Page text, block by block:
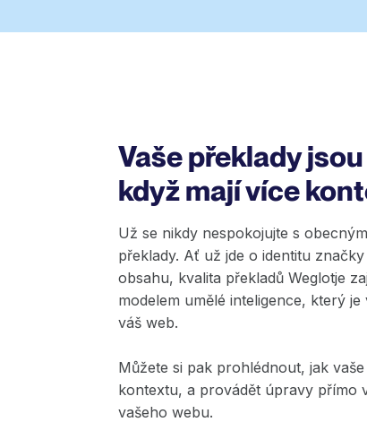
Vaše překlady
když mají více
Už se nikdy nespokojujte s
překlady. Ať už jde o identitu
obsahu, kvalita překladů Weglotje
modelem umělé inteligence, který
váš web.
Můžete si pak prohlédnout, jak
kontextu, a provádět úpravy přímo
vašeho webu.